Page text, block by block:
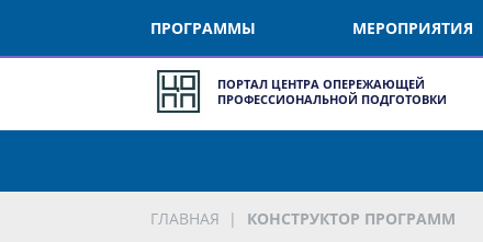
ПРОГРАММЫ МЕРОПРИЯТИЯ
ПОРТАЛ ЦЕНТРА ОПЕРЕЖАЮЩЕЙ
ПРОФЕССИОНАЛЬНОЙ ПОДГОТОВКИ
ГЛАВНАЯ КОНСТРУКТОР ПРОГРАММ